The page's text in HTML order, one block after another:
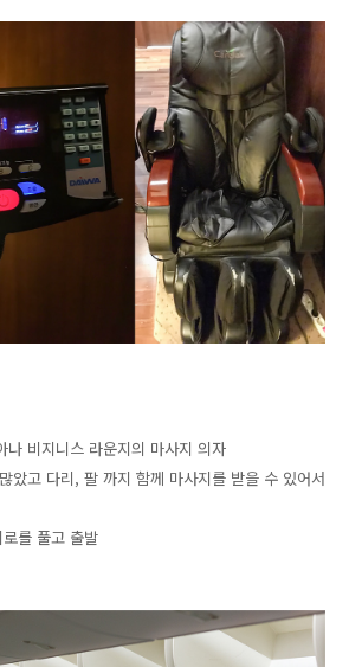
나 비지니스 라운지의 마사지 의자
았고 다리, 팔 까지 함께 마사지를 받을 수 있어서
를 풀고 출발